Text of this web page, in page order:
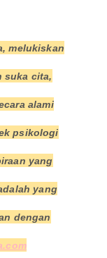
melukiskan
suka cita,
alami
psikologi
yang
yang
dengan